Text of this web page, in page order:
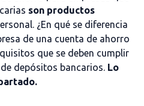
son productos
¿En qué se diferencia
de una cuenta de ahorro
que se deben cumplir
depósitos bancarios. Lo